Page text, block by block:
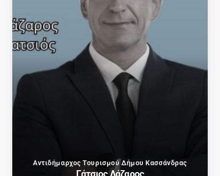
Αντιδήμαρχος Τουρισμού Δήμου Κασσάνδρας